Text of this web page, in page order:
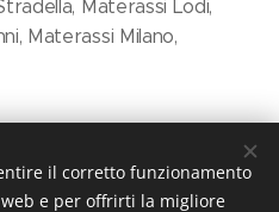
Materassi Lodi,
Materassi Milano,
il corretto funzionamento
e per offrirti la migliore